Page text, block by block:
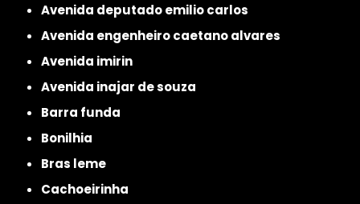
avenida deputado emilio carlos
avenida engenheiro caetano alvares
avenida imirin
avenida inajar de souza
barra funda
bonilhia
bras leme
cachoeirinha